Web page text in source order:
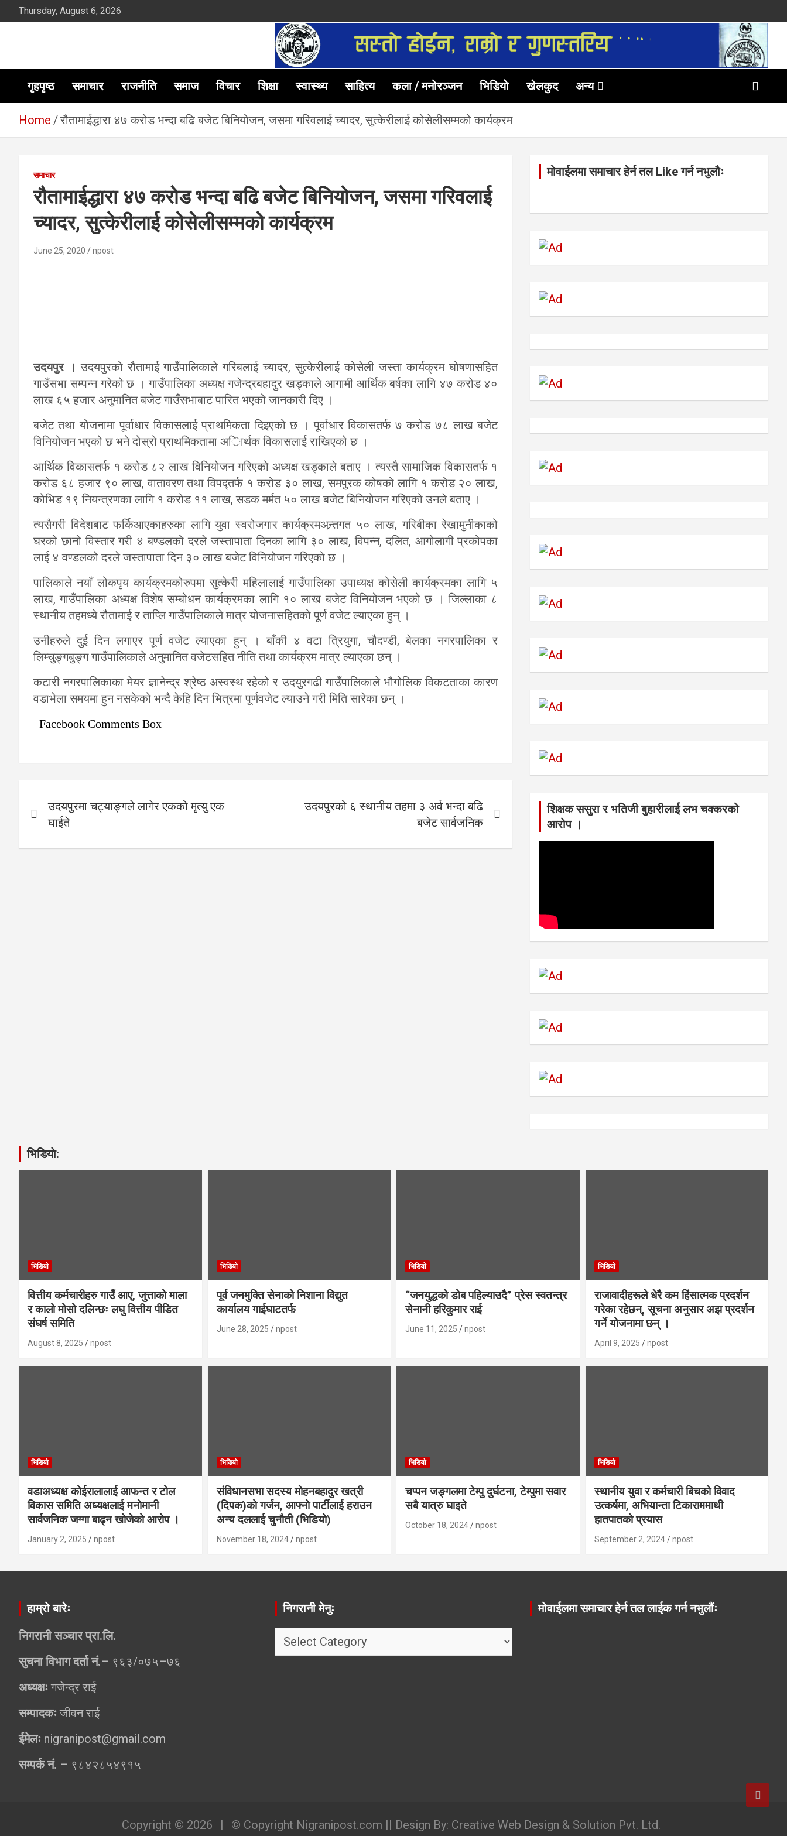
Skip
to
Thursday, August 6, 2026
गृहपृष्ठ
समाचार राजनीति समाज विचार शिक्षा स्वास्थ्य साहित्य कला / मनोरञ्जन भिडियाे खेलकुद अन्य
Home रौतामाईद्धारा ४७ करोड भन्दा बढि बजेट बिनियोजन, जसमा गरिवलाई च्यादर, सुत्केरीलाई कोसेलीसम्मको कार्यक्रम
समाचार
रौतामाईद्धारा ४७ करोड भन्दा बढि बजेट बिनियोजन, जसमा गरिवलाई
च्यादर, सुत्केरीलाई कोसेलीसम्मको कार्यक्रम
June 25, 2020 npost
उदयपुर । उदयपुरको रौतामाई गाउँपालिकाले गरिबलाई च्यादर, सुत्केरीलाई कोसेली जस्ता कार्यक्रम घोषणासहित
गाउँसभा सम्पन्न गरेको छ । गाउँपालिका अध्यक्ष गजेन्द्रबहादुर खड्काले आगामी आर्थिक बर्षका लागि ४७ करोड ४०
लाख ६५ हजार अनुमानित बजेट गाउँसभाबाट पारित भएको जानकारी दिए ।
बजेट तथा योजनामा पूर्वाधार विकासलाई प्राथमिकता दिइएको छ । पूर्वाधार विकासतर्फ ७ करोड ७८ लाख बजेट
विनियोजन भएको छ भने दोस्रो प्राथमिकतामा अािर्थक विकासलाई राखिएको छ ।
आर्थिक विकासतर्फ १ करोड ८२ लाख विनियोजन गरिएको अध्यक्ष खड्काले बताए । त्यस्तै सामाजिक विकासतर्फ १
करोड ६८ हजार ९० लाख, वातावरण तथा विपद्तर्फ १ करोड ३० लाख, समपुरक कोषको लागि १ करोड २० लाख,
कोभिड १९ नियन्त्रणका लागि १ करोड ११ लाख, सडक मर्मत ५० लाख बजेट बिनियोजन गरिएको उनले बताए ।
त्यसैगरी विदेशबाट फर्किआएकाहरुका लागि युवा स्वरोजगार कार्यक्रमअन्र्तगत ५० लाख, गरिबीका रेखामुनीकाको
घरको छानो विस्तार गरी ४ बण्डलको दरले जस्तापाता दिनका लागि ३० लाख, विपन्न, दलित, आगोलागी प्रकोपका
लाई ४ वण्डलको दरले जस्तापाता दिन ३० लाख बजेट विनियोजन गरिएको छ ।
पालिकाले नयाँ लोकपृय कार्यक्रमकोरुपमा सुत्केरी महिलालाई गाउँपालिका उपाध्यक्ष कोसेली कार्यक्रमका लागि ५
लाख, गाउँपालिका अध्यक्ष विशेष सम्बोधन कार्यक्रमका लागि १० लाख बजेट विनियोजन भएको छ । जिल्लाका ८
स्थानीय तहमध्ये रौतामाई र ताप्लि गाउँपालिकाले मात्र योजनासहितको पूर्ण वजेट ल्याएका हुन् ।
उनीहरुले दुई दिन लगाएर पूर्ण वजेट ल्याएका हुन् । बाँकी ४ वटा त्रियुगा, चौदण्डी, बेलका नगरपालिका र
लिम्चुङ्गबुङ्ग गाउँपालिकाले अनुमानित वजेटसहित नीति तथा कार्यक्रम मात्र ल्याएका छन् ।
कटारी नगरपालिकाका मेयर ज्ञानेन्द्र श्रेष्ठ अस्वस्थ रहेको र उदयुरगढी गाउँपालिकाले भौगोलिक विकटताका कारण
वडाभेला समयमा हुन नसकेको भन्दै केहि दिन भित्रमा पूर्णवजेट ल्याउने गरी मिति सारेका छन् ।
Facebook Comments Box
navigation
उदयपुरमा चट्याङ्गले लागेर एकको मृत्यु एक
घाईते
उदयपुरको ६ स्थानीय तहमा ३ अर्व भन्दा बढि
बजेट सार्वजनिक
मोवाईलमा समाचार हेर्न तल Like गर्न नभुलौः
शिक्षक ससुरा र भतिजी बुहारीलाई लभ चक्करको
आरोप ।
भिडियाे:
भिडियाे
वित्तीय कर्मचारीहरु गाउँ आए, जुत्ताको माला
र कालो मोसो दलिन्छः लघु वित्तीय पीडित
संघर्ष समिति
August 8, 2025 npost
भिडियाे
पूर्व जनमुक्ति सेनाको निशाना विद्युत
कार्यालय गाईघाटतर्फ
June 28, 2025 npost
भिडियाे
“जनयुद्धको डोब पहिल्याउदै” प्रेस स्वतन्त्र
सेनानी हरिकुमार राई
June 11, 2025 npost
भिडियाे
राजावादीहरूले धेरै कम हिंसात्मक प्रदर्शन
गरेका रहेछन्, सूचना अनुसार अझ प्रदर्शन
गर्ने योजनामा छन् ।
April 9, 2025 npost
भिडियाे
वडाअध्यक्ष कोईरालालाई आफन्त र टोल
विकास समिति अध्यक्षलाई मनोमानी
सार्वजनिक जग्गा बाढ्न खोजेको आरोप ।
January 2, 2025 npost
भिडियाे
संविधानसभा सदस्य मोहनबहादुर खत्री
(दिपक)को गर्जन, आफ्नो पार्टीलाई हराउन
अन्य दललाई चुनौती (भिडियो)
November 18, 2024 npost
भिडियाे
चप्पन जङ्गलमा टेम्पु दुर्घटना, टेम्पुमा सवार
सबै यात्रु घाइते
October 18, 2024 npost
भिडियाे
स्थानीय युवा र कर्मचारी बिचको विवाद
उत्कर्षमा, अभियान्ता टिकाराममाथी
हातपातको प्रयास
September 2, 2024 npost
हाम्रो बारेः
निगरानी सञ्चार प्रा.लि.
सुचना विभाग दर्ता नं.– ९६३/०७५–७६
अध्यक्षःगजेन्द्र राई
सम्पादकःजीवन राई
ईमेलः nigranipost@gmail.com
सम्पर्क नं. – ९८४२८५४९१५
निगरानी मेनुः
निगरानी
मोवाईलमा समाचार हेर्न तल लाईक गर्न नभुलौंः
Copyright © 2026 © Copyright Nigranipost.com || Design By: Creative Web Design & Solution Pvt. Ltd.